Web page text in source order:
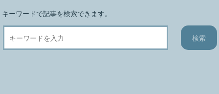
キーワードで記事を検索できます。